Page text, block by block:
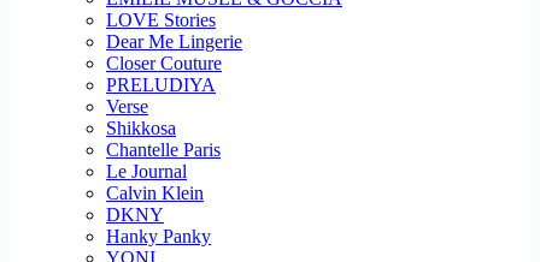
LOVE Stories
Dear Me Lingerie
Closer Couture
PRELUDIYA
Verse
Shikkosa
Chantelle Paris
Le Journal
Calvin Klein
DKNY
Hanky Panky
YONI